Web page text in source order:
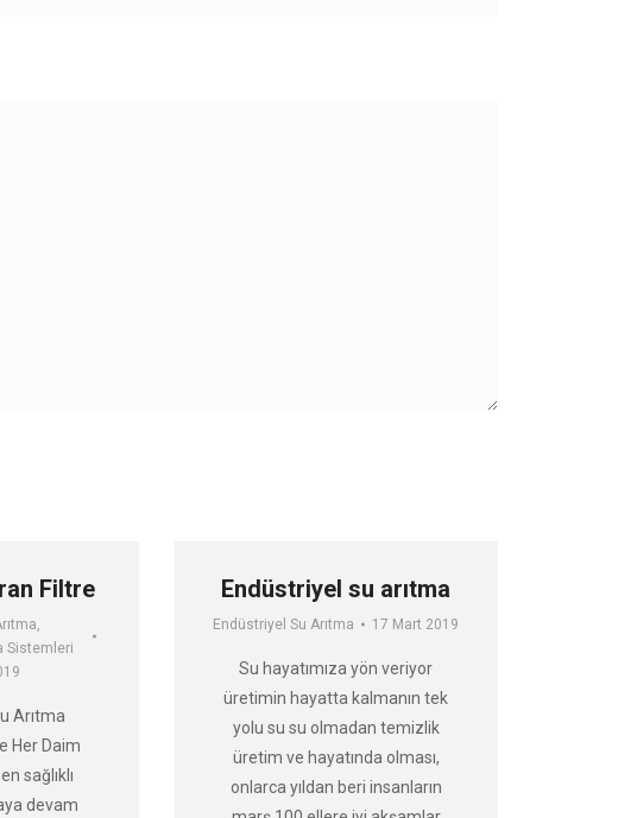
Filtre
,
Sistemleri
Arıtma
Her Daim
sağlıklı
devam
Endüstriyel su arıtma
Endüstriyel Su Arıtma 17 Mart 2019
Su hayatımıza yön veriyor
üretimin hayatta kalmanın tek
yolu su su olmadan temizlik
üretim ve hayatında olması,
onlarca yıldan beri insanların